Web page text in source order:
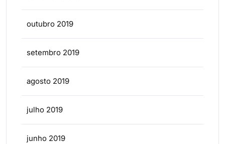
outubro 2019
setembro 2019
agosto 2019
julho 2019
junho 2019